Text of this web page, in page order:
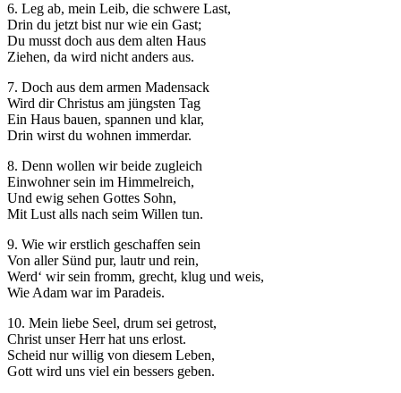
6. Leg ab, mein Leib, die schwere Last,
Drin du jetzt bist nur wie ein Gast;
Du musst doch aus dem alten Haus
Ziehen, da wird nicht anders aus.
7. Doch aus dem armen Madensack
Wird dir Christus am jüngsten Tag
Ein Haus bauen, spannen und klar,
Drin wirst du wohnen immerdar.
8. Denn wollen wir beide zugleich
Einwohner sein im Himmelreich,
Und ewig sehen Gottes Sohn,
Mit Lust alls nach seim Willen tun.
9. Wie wir erstlich geschaffen sein
Von aller Sünd pur, lautr und rein,
Werd‘ wir sein fromm, grecht, klug und weis,
Wie Adam war im Paradeis.
10. Mein liebe Seel, drum sei getrost,
Christ unser Herr hat uns erlost.
Scheid nur willig von diesem Leben,
Gott wird uns viel ein bessers geben.